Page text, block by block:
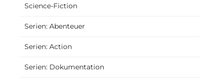
Science-Fiction
Serien: Abenteuer
Serien: Action
Serien: Dokumentation